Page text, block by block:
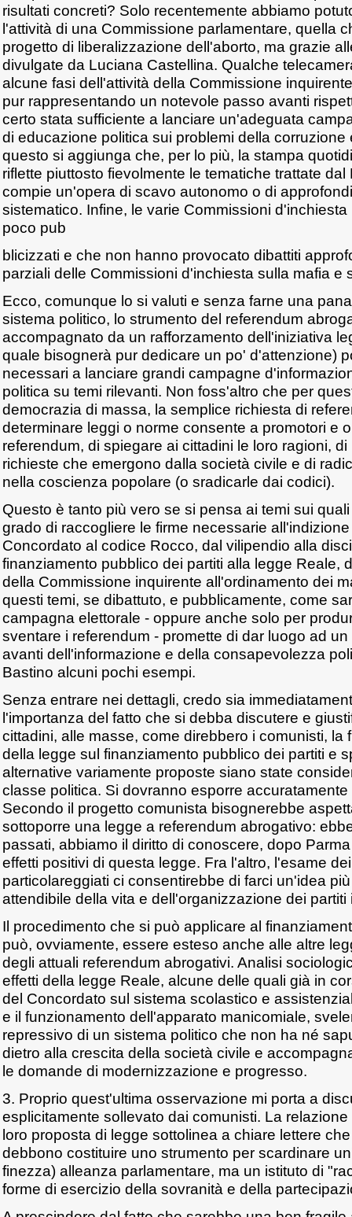
risultati concreti? Solo recentemente abbiamo
l'attività di una Commissione parlamentare, quella
progetto di liberalizzazione dell'aborto, ma grazie
divulgate da Luciana Castellina. Qualche
alcune fasi dell'attività della Commissione
pur rappresentando un notevole passo avanti
certo stata sufficiente a lanciare un'adeguata
di educazione politica sui problemi della corruzione
questo si aggiunga che, per lo più, la stampa
riflette piuttosto fievolmente le tematiche trattate
compie un'opera di scavo autonomo o di
sistematico. Infine, le varie Commissioni
poco pub
blicizzati e che non hanno provocato dibattiti
parziali delle Commissioni d'inchiesta sulla mafia e
Ecco, comunque lo si valuti e senza farne una
sistema politico, lo strumento del referendum
accompagnato da un rafforzamento dell'iniziativa
quale bisognerà pur dedicare un po' d'attenzione)
necessari a lanciare grandi campagne
politica su temi rilevanti. Non foss'altro che per
democrazia di massa, la semplice richiesta di
determinare leggi o norme consente a promotori e
referendum, di spiegare ai cittadini le loro ragioni,
richieste che emergono dalla società civile e di
nella coscienza popolare (o sradicarle dai codici).
Questo è tanto più vero se si pensa ai temi sui
grado di raccogliere le firme necessarie
Concordato al codice Rocco, dal vilipendio alla
finanziamento pubblico dei partiti alla legge Reale,
della Commissione inquirente all'ordinamento dei
questi temi, se dibattuto, e pubblicamente, come
campagna elettorale - oppure anche solo per
sventare i referendum - promette di dar luogo ad
avanti dell'informazione e della consapevolezza
Bastino alcuni pochi esempi.
Senza entrare nei dettagli, credo sia
l'importanza del fatto che si debba discutere e
cittadini, alle masse, come direbbero i comunisti, la
della legge sul finanziamento pubblico dei partiti e
alternative variamente proposte siano state
classe politica. Si dovranno esporre
Secondo il progetto comunista bisognerebbe
sottoporre una legge a referendum abrogativo:
passati, abbiamo il diritto di conoscere, dopo
effetti positivi di questa legge. Fra l'altro, l'esame
particolareggiati ci consentirebbe di farci un'idea
attendibile della vita e dell'organizzazione dei partiti
Il procedimento che si può applicare al
può, ovviamente, essere esteso anche alle altre
degli attuali referendum abrogativi. Analisi
effetti della legge Reale, alcune delle quali già in
del Concordato sul sistema scolastico e
e il funzionamento dell'apparato manicomiale,
repressivo di un sistema politico che non ha né
dietro alla crescita della società civile e
le domande di modernizzazione e progresso.
3. Proprio quest'ultima osservazione mi porta a
esplicitamente sollevato dai comunisti. La
loro proposta di legge sottolinea a chiare lettere
debbono costituire uno strumento per scardinare
finezza) alleanza parlamentare, ma un istituto di
forme di esercizio della sovranità e della